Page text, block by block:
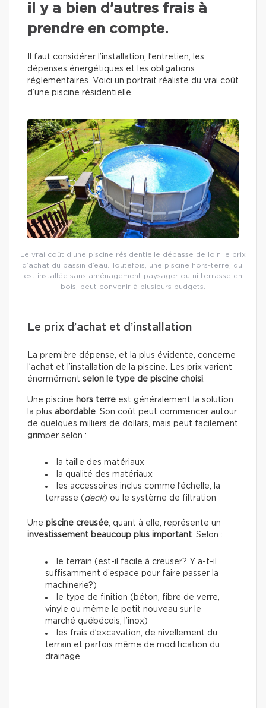
il y a bien d’autres frais à
prendre en compte.
Il faut considérer l’installation, l’entretien, les
dépenses énergétiques et les obligations
réglementaires. Voici un portrait réaliste du vrai coût
d’une piscine résidentielle.
Le vrai coût d’une piscine résidentielle dépasse de loin le prix
d’achat du bassin d’eau. Toutefois, une piscine hors-terre, qui
est installée sans aménagement paysager ou ni terrasse en
bois, peut convenir à plusieurs budgets.
Le prix d’achat et d’installation
La première dépense, et la plus évidente, concerne
l’achat et l’installation de la piscine. Les prix varient
énormément selon le type de piscine choisi.
Une piscine hors terre est généralement la solution
la plus abordable. Son coût peut commencer autour
de quelques milliers de dollars, mais peut facilement
grimper selon :
la taille des matériaux
la qualité des matériaux
les accessoires inclus comme l’échelle, la
terrasse ( deck) ou le système de filtration
Une piscine creusée, quant à elle, représente un
investissement beaucoup plus important. Selon :
le terrain (est-il facile à creuser? Y a-t-il
suffisamment d’espace pour faire passer la
machinerie?)
le type de finition (béton, fibre de verre,
vinyle ou même le petit nouveau sur le
marché québécois, l’inox)
les frais d’excavation, de nivellement du
terrain et parfois même de modification du
drainage